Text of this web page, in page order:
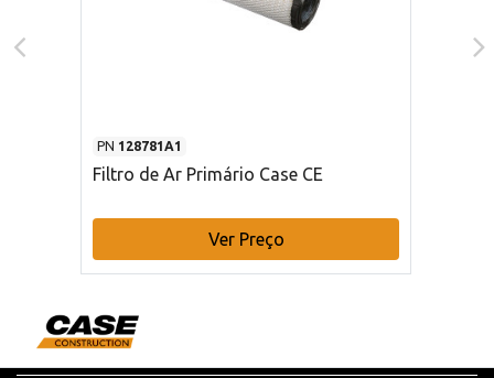
PN 128781A1
Filtro de Ar Primário Case CE
Ver Preço